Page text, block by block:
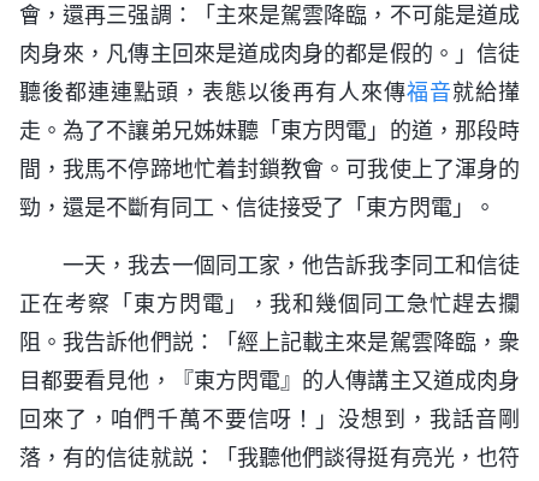
會，還再三强調：「主來是駕雲降臨，不可能是道成
肉身來，凡傳主回來是道成肉身的都是假的。」信徒
聽後都連連點頭，表態以後再有人來傳福音就給攆
走。為了不讓弟兄姊妹聽「東方閃電」的道，那段時
間，我馬不停蹄地忙着封鎖教會。可我使上了渾身的
勁，還是不斷有同工、信徒接受了「東方閃電」。
一天，我去一個同工家，他告訴我李同工和信徒
正在考察「東方閃電」，我和幾個同工急忙趕去攔
阻。我告訴他們説：「經上記載主來是駕雲降臨，衆
目都要看見他，『東方閃電』的人傳講主又道成肉身
回來了，咱們千萬不要信呀！」没想到，我話音剛
落，有的信徒就説：「我聽他們談得挺有亮光，也符